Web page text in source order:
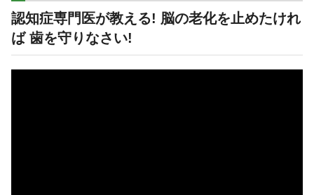
認知症専門医が教える! 脳の老化を止めたけれ
ば 歯を守りなさい!